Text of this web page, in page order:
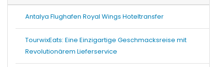
Antalya Flughafen Royal Wings Hoteltransfer
TourwixEats: Eine Einzigartige Geschmacksreise mit
Revolutionärem Lieferservice